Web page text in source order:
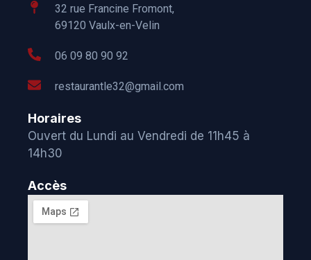
32 rue Francine Fromont,
69120 Vaulx-en-Velin
06 09 80 90 92
restaurantle32@gmail.com
Horaires
Ouvert du Lundi au Vendredi de 11h45 à
14h30
Accès